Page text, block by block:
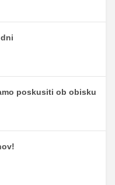
poskusiti ob obisku